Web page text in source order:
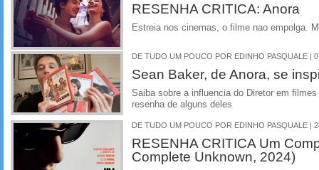
RESENHA CRITICA: Anora
Estreia nos cinemas, o filme nao empolga.
DE TUDO UM POUCO POR EDINHO PASQUALE |
Sean Baker, de Anora, se
Saiba sobre a influencia do Diretor em
resenha de alguns deles
DE TUDO UM POUCO POR EDINHO PASQUALE |
RESENHA CRITICA Um
Complete Unknown, 2024)